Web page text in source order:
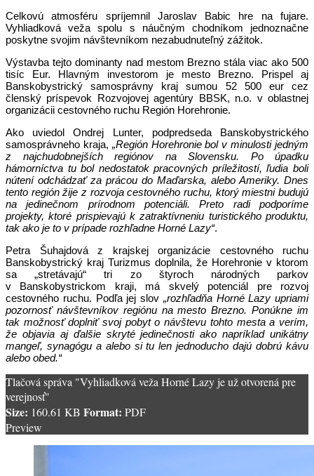
Celkovú atmosféru spríjemnil Jaroslav Babic hre na fujare.
Vyhliadková veža spolu s náučným chodníkom jednoznačne
poskytne svojim návštevníkom nezabudnuteľný zážitok.
Výstavba tejto dominanty nad mestom Brezno stála viac ako 500
tisíc Eur. Hlavným investorom je mesto Brezno. Prispel aj
Banskobystrický samosprávny kraj sumou 52 500 eur cez
členský príspevok Rozvojovej agentúry BBSK, n.o. v oblastnej
organizácii cestovného ruchu Región Horehronie.
Ako uviedol Ondrej Lunter, podpredseda Banskobystrického
samosprávneho kraja, „Región Horehronie bol v minulosti jedným
z najchudobnejších regiónov na Slovensku. Po úpadku
hámorníctva tu bol nedostatok pracovných príležitostí, ľudia boli
nútení odchádzať za prácou do Maďarska, alebo Ameriky. Dnes
tento región žije z rozvoja cestovného ruchu, ktorý miestni budujú
na jedinečnom prírodnom potenciáli. Preto radi podporíme
projekty, ktoré prispievajú k zatraktívneniu turistického produktu,
tak ako je to v prípade rozhľadne Horné Lazy“.
Petra Šuhajdová z krajskej organizácie cestovného ruchu
Banskobystrický kraj Turizmus doplnila, že Horehronie v ktorom
sa „stretávajú“ tri zo štyroch národných parkov
v Banskobystrickom kraji, má skvelý potenciál pre rozvoj
cestovného ruchu. Podľa jej slov „rozhľadňa Horné Lazy upriami
pozornosť návštevníkov regiónu na mesto Brezno. Ponúkne im
tak možnosť doplniť svoj pobyt o návštevu tohto mesta a verím,
že objavia aj ďalšie skryté jedinečnosti ako napríklad unikátny
mangeľ, synagógu a alebo si tu len jednoducho dajú dobrú kávu
alebo obed.“
Tlačová správa "Vyhliadková veža Horné Lazy je už otvorená pre
verejnosť"
Size: 160.61 KB Format: PDF
Preview